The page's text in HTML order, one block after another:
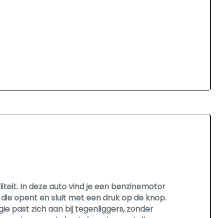
In deze auto vind je een benzinemotor
opent en sluit met een druk op de knop.
past zich aan bij tegenliggers, zonder